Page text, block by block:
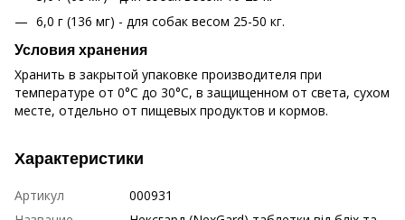
6,0 г (136 мг) - для собак весом 25-50 кг.
Условия хранения
Хранить в закрытой упаковке производителя при
температуре от 0°С до 30°С, в защищенном от света, сухом
месте, отдельно от пищевых продуктов и кормов.
Характеристики
Артикул
000931